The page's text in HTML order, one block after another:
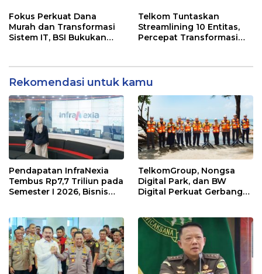
Fokus Perkuat Dana
Murah dan Transformasi
Sistem IT, BSI Bukukan
2026
Telkom Tuntaskan
Streamlining 10 Entitas,
Percepat Transformasi
Rekomendasi untuk kamu
Pendapatan InfraNexia
Tembus Rp7,7 Triliun pada
Semester I 2026, Bisnis
TelkomGroup, Nongsa
Digital Park, dan BW
Digital Perkuat Gerbang